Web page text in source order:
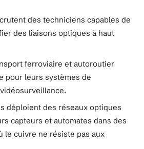
des techniciens capables de
des liaisons optiques à haut
ferroviaire et autoroutier
pour leurs systèmes de
déploient des réseaux optiques
capteurs et automates dans des
le cuivre ne résiste pas aux